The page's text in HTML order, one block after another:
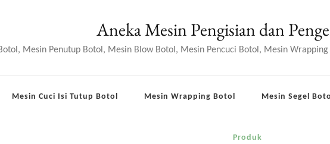
Aneka Mesin Pengisian dan
Mesin Penutup Botol, Mesin Blow Botol, Mesin Pencuci Botol, Mesin
Mesin Cuci Isi Tutup Botol Mesin Wrapping Botol Mesin Segel
Produk